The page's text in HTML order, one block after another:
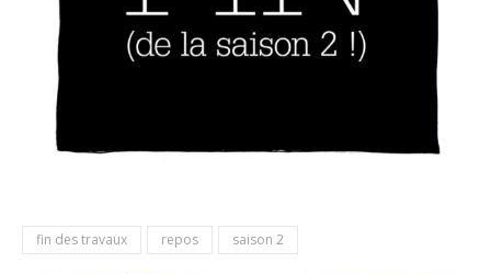
fin des travaux repos saison 2